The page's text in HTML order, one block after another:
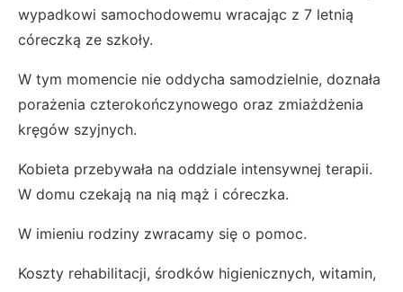
wypadkowi samochodowemu wracając z 7 letnią
córeczką ze szkoły.
W tym momencie nie oddycha samodzielnie, doznała
porażenia czterokończynowego oraz zmiażdżenia
kręgów szyjnych.
Kobieta przebywała na oddziale intensywnej terapii.
W domu czekają na nią mąż i córeczka.
W imieniu rodziny zwracamy się o pomoc.
Koszty rehabilitacji, środków higienicznych, witamin,